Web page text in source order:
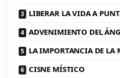
LIBERAR LA VIDA A
ADVENIMIENTO DEL
LA IMPORTANCIA DE LA
CISNE MÍSTICO